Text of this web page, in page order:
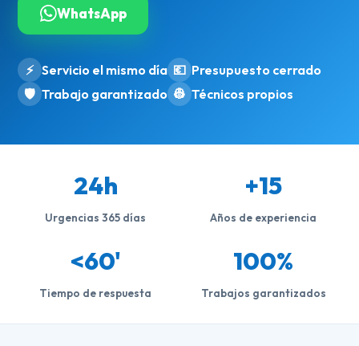
WhatsApp
⚡ Servicio el mismo día 💶 Presupuesto cerrado
🛡️ Trabajo garantizado 👷 Técnicos propios
24h
Urgencias 365 días
+15
Años de experiencia
<60'
Tiempo de respuesta
100%
Trabajos garantizados